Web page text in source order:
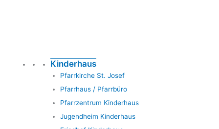
Kinderhaus
Pfarrkirche St. Josef
Pfarrhaus / Pfarrbüro
Pfarrzentrum Kinderhaus
Jugendheim Kinderhaus